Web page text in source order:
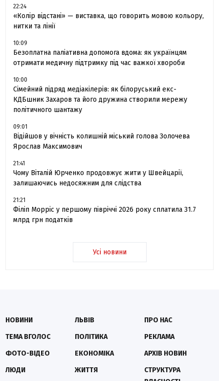
22:24
«Колір відстані» — виставка, що говорить мовою кольору,
нитки та лінії
10:09
Безоплатна паліативна допомога вдома: як українцям
отримати медичну підтримку під час важкої хвороби
10:00
Сімейний підряд медіакілерів: як білоруський екс-
КДБшник Захаров та його дружина створили мережу
політичного шантажу
09:01
Відійшов у вічність колишній міський голова Золочева
Ярослав Максимович
21:41
Чому Віталій Юрченко продовжує жити у Швейцарії,
залишаючись недосяжним для слідства
21:21
Філіп Морріс у першому півріччі 2026 року сплатила 31.7
млрд грн податків
Усі новини
НОВИНИ
ТЕМА ВГОЛОС
ФОТО-ВІДЕО
ЛЮДИ
ЛЬВІВ
ПОЛІТИКА
ЕКОНОМІКА
ЖИТТЯ
ПРО НАС
РЕКЛАМА
АРХІВ НОВИН
СТРУКТУРА